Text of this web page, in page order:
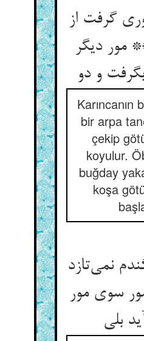
گرفت از
مور دیگر
Karıncanın
bir arpa
çekip
koyulur.
buğday
koşa
نمی‌تازد
سوی مور